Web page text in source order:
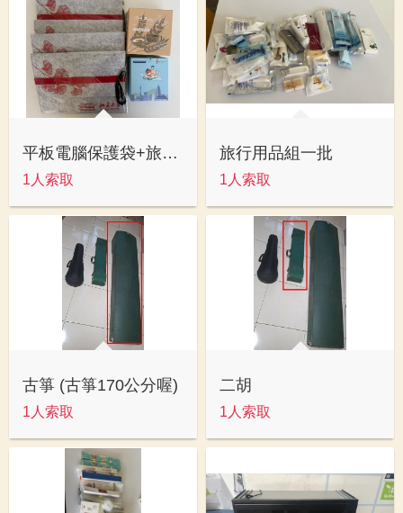
平板電腦保護袋+旅行袋+碗
1人索取
旅行用品組一批
1人索取
古箏 (古箏170公分喔)
1人索取
二胡
1人索取